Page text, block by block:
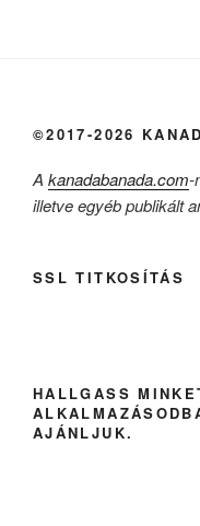
©2017-2026
A kanadabanada.com-
illetve egyéb publikált
SSL TITKOSÍTÁS
HALLGASS
AJÁNLJUK.